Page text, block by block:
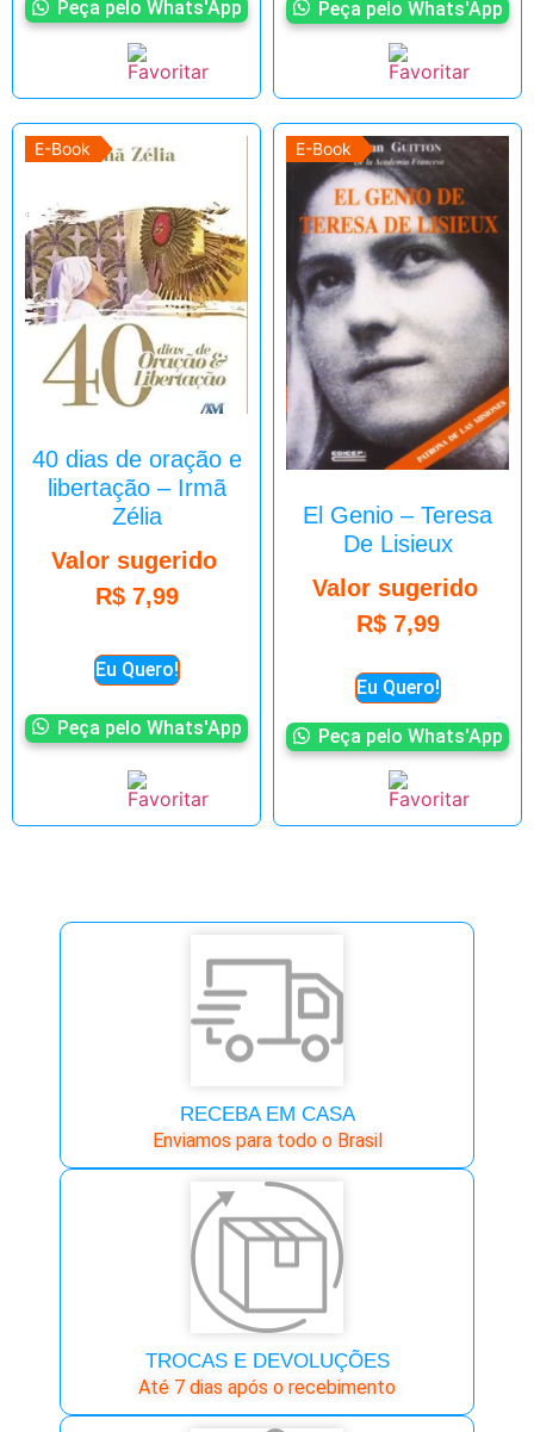
Peça pelo Whats'App Peça pelo Whats'App
E-Book
40 dias de oração e
libertação – Irmã
Zélia
Valor sugerido
R$7,99
Eu Quero!
Peça pelo Whats'App
E-Book
El Genio – Teresa
De Lisieux
Valor sugerido
R$7,99
Eu Quero!
Peça pelo Whats'App
RECEBA EM CASA
Enviamos para todo o Brasil
TROCAS E DEVOLUÇÕES
Até 7 dias após o recebimento